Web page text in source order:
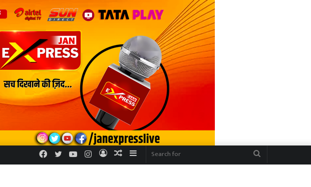
Sidebar
Random
Log
Instagram
YouTube
Twitter
Facebook